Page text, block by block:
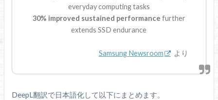
everyday computing tasks
30% improved sustained performance further
extends SSD endurance
Samsung Newsroom より
DeepL翻訳で日本語化して以下にまとめます。